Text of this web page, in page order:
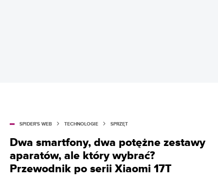
SPIDER'S WEB TECHNOLOGIE SPRZĘT
Dwa smartfony, dwa potężne zestawy
aparatów, ale który wybrać?
Przewodnik po serii Xiaomi 17T